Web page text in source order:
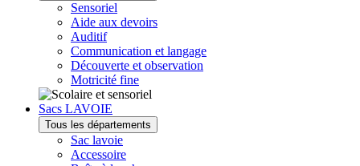
Sensoriel
Aide aux devoirs
Auditif
Communication et langage
Découverte et observation
Motricité fine
Sacs LAVOIE
Tous les départements
Sac lavoie
Accessoire